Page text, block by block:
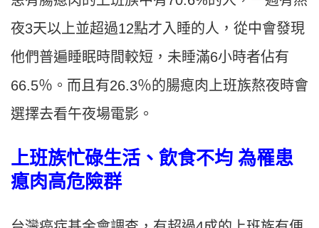
夜3天以上並超過12點才入睡的人，從中會發現
他們普遍睡眠時間較短，未睡滿6小時者佔有
66.5％。而且有26.3％的腸瘜肉上班族熬夜時會
選擇去看午夜場電影。
上班族忙碌生活、飲食不均 為罹患
瘜肉高危險群